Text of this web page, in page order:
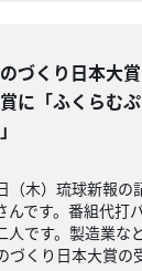
づくり日本大
に「ふくらむ
（木）琉球新報の
んです。番組代打
人です。製造業な
づくり日本大賞の